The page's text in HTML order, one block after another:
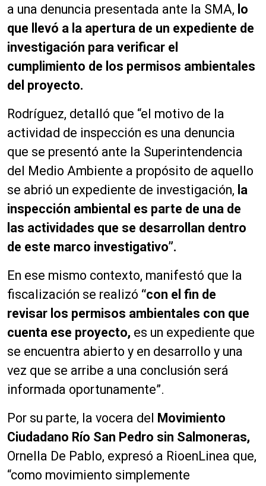
a una denuncia presentada ante la SMA, lo
que llevó a la apertura de un expediente de
investigación para verificar el
cumplimiento de los permisos ambientales
del proyecto.
Rodríguez, detalló que “el motivo de la
actividad de inspección es una denuncia
que se presentó ante la Superintendencia
del Medio Ambiente a propósito de aquello
se abrió un expediente de investigación, la
inspección ambiental es parte de una de
las actividades que se desarrollan dentro
de este marco investigativo”.
En ese mismo contexto, manifestó que la
fiscalización se realizó “con el fin de
revisar los permisos ambientales con que
cuenta ese proyecto, es un expediente que
se encuentra abierto y en desarrollo y una
vez que se arribe a una conclusión será
informada oportunamente”.
Por su parte, la vocera del Movimiento
Ciudadano Río San Pedro sin Salmoneras,
Ornella De Pablo, expresó a RioenLinea que,
“como movimiento simplemente